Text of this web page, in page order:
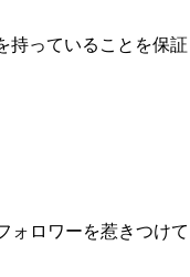
っていることを保証
ロワーを惹きつけ